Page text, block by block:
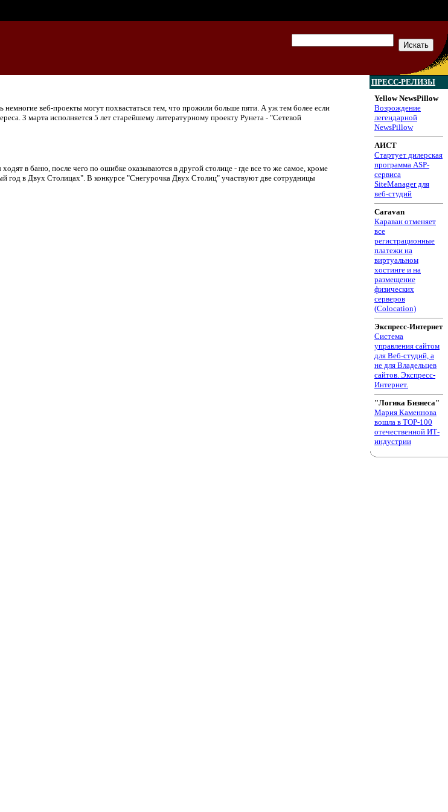
веб-проекты могут похвастаться тем, что прожили больше пяти. А уж тем более если
3 марта исполняется 5 лет старейшему литературному проекту Рунета - "Сетевой
в баню, после чего по ошибке оказываются в другой столице - где все то же самое, кроме
в Двух Столицах". В конкурсе "Снегурочка Двух Столиц" участвуют две сотрудницы
ПРЕСС-РЕЛИЗЫ
Yellow NewsPillow
Возрождение
легендарной
NewsPillow
АИСТ
Стартует дилерская
программа ASP-
сервиса
SiteManager для
веб-студий
Caravan
Караван отменяет
все
регистрационные
платежи на
виртуальном
хостинге и на
размещение
физических
серверов
(Colocation)
Экспресс-Интернет
Система
управления сайтом
для Веб-студий, а
не для Владельцев
сайтов. Экспресс-
Интернет.
"Логика Бизнеса"
Мария Каменнова
вошла в TOP-100
отечественной ИТ-
индустрии